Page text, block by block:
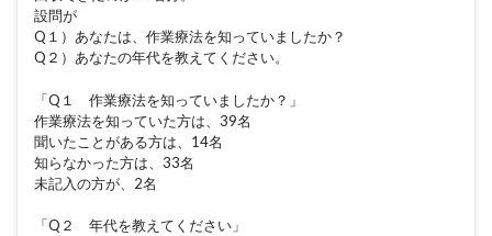
設問が
Q１）あなたは、作業療法を知っていましたか？
Q２）あなたの年代を教えてください。
「Q１ 作業療法を知っていましたか？」
作業療法を知っていた方は、39名
聞いたことがある方は、14名
知らなかった方は、33名
未記入の方が、2名
「Q２ 年代を教えてください」